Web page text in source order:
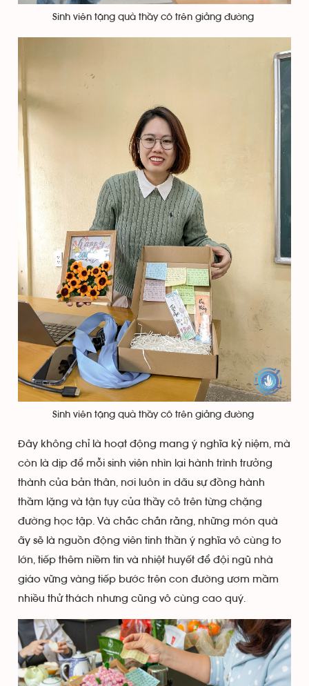
Sinh viên tặng quà thầy cô trên giảng đường
Sinh viên tặng quà thầy cô trên giảng đường
Đây không chỉ là hoạt động mang ý nghĩa kỷ niệm, mà
còn là dịp để mỗi sinh viên nhìn lại hành trình trưởng
thành của bản thân, nơi luôn in dấu sự đồng hành
thầm lặng và tận tụy của thầy cô trên từng chặng
đường học tập. Và chắc chắn rằng, những món quà
ấy sẽ là nguồn động viên tinh thần ý nghĩa vô cùng to
lớn, tiếp thêm niềm tin và nhiệt huyết để đội ngũ nhà
giáo vững vàng tiếp bước trên con đường ươm mầm
nhiều thử thách nhưng cũng vô cùng cao quý.